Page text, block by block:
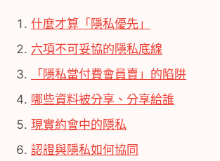
什麼才算「隱私優先」
六項不可妥協的隱私底線
「隱私當付費會員賣」的陷阱
哪些資料被分享、分享給誰
現實約會中的隱私
認證與隱私如何協同